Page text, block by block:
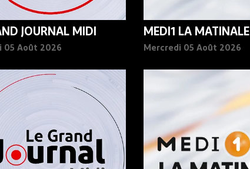
JOURNAL MIDI
05 Août 2026
MEDI1 LA MATINALE
Mercredi 05 Août 2026